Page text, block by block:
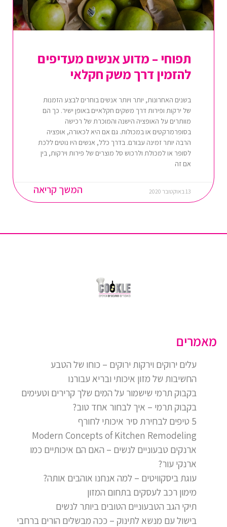
תפוחי – מדוע אנשים מעדיפים
להזמין דרך משק חקלאי
בשנים האחרונות, יותר ויותר אנשים בוחרים לבצע הזמנות
של ירקות ופירות דרך משקים חקלאיים באופן ישיר. כך הם
מוותרים על האופציה הישנה והמוכרת של רכישה
בסופרמרקטים או במכולות. גם אם היא לכאורה, אופציה
הרבה יותר זמינה עבורם. בדרך כלל, אנשים היו נוטים ללכת
לסופר או למכולת ולרכוש סל מוצרים של פירות וירקות, בין
אם זה
המשך קריאה 13 באוקטובר 2020
מאמרים
עלים ירוקים וירקות ירוקים – כוחו של הטבע
החשיבות של מזון איכותי ובריא עבורנו
בקבוק תרמי שישמור על המים שלך קרירים וטעימים
בקבוק תרמי – איך לבחור אחד טוב?
5 טיפים לבחירת סיר איכותי לחורף
Modern Concepts of Kitchen Remodeling
ארנקים טבעוניים לנשים – האם הם איכותיים כמו
ארנקי עור?
עוגת ביסקוויטים – למה אנחנו אוהבים אותה?
מימון רכב לעסקים בתחום המזון
תיקי הגב הטבעוניים הטובים ביותר לנשים
בישול עם מנשא לתינוק – ככה מבשלים הורים ברחבי